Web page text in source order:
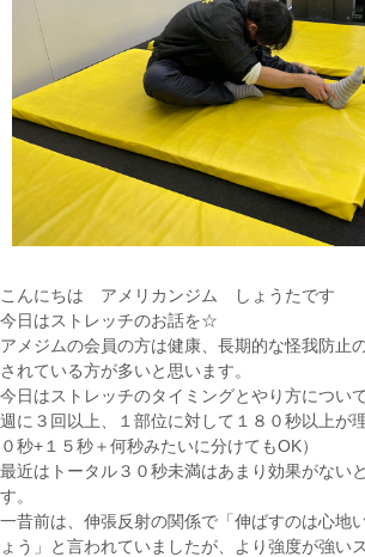
こんにちは アメリカンジム しょうたです
今日はストレッチのお話を☆
アメジムの会員の方は健康、長期的な怪我防止
されている方が多いと思います。
今日はストレッチのタイミングとやり方について
週に３回以上、１部位に対して１８０秒以上が
０秒+１５秒＋何秒みたいに分けてもOK）
最近はトータル３０秒未満はあまり効果がない
す。
一昔前は、伸張反射の関係で「伸ばすのは心地
ょう」と言われていましたが、より強度が強い